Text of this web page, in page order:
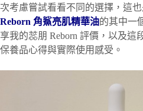
次考慮嘗試看看不同的選擇，這
Reborn 角鯊亮肌精華油的其中一
享我的蕊朋 Reborn 評價，以及這
保養品心得與實際使用感受。